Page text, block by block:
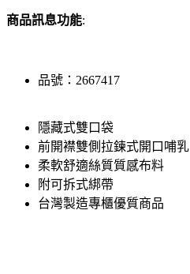
商品訊息功能:
品號：2667417
隱藏式雙口袋
前開襟雙側拉鍊式開口哺乳
柔軟舒適絲質質感布料
附可拆式綁帶
台灣製造專櫃優質商品